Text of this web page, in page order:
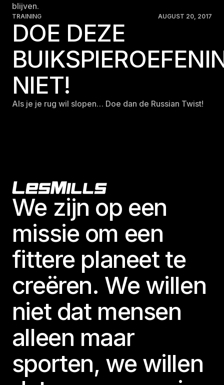
blijven.
TRAINING AUGUST 20, 2017
DOE DEZE
NIET!
Als je je rug wil slopen… Doe dan de Russian Twist!
Footer
We zijn op een
missie om een
fittere planeet te
creëren. We willen
niet dat mensen
alleen maar
sporten, we willen